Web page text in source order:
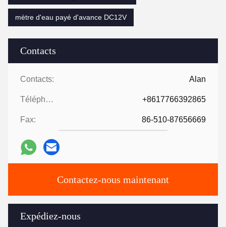
Contacts
Contacts: Alan
Téléphone: +8617766392865
Fax: 86-510-87656669
Contactez-nous maintenant
Expédiez-nous
mètre d'eau payé d'avance DC12V